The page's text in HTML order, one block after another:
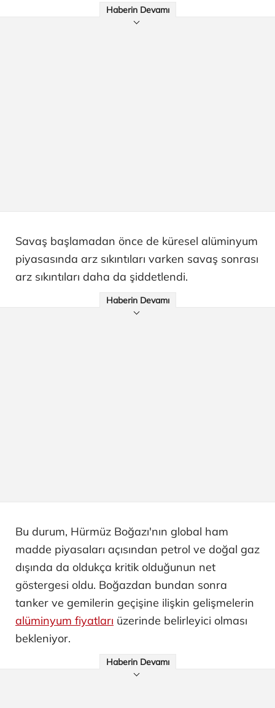
Haberin Devamı
Savaş başlamadan önce de küresel alüminyum
piyasasında arz sıkıntıları varken savaş sonrası
arz sıkıntıları daha da şiddetlendi.
Haberin Devamı
Bu durum, Hürmüz Boğazı'nın global ham
madde piyasaları açısından petrol ve doğal gaz
dışında da oldukça kritik olduğunun net
göstergesi oldu. Boğazdan bundan sonra
tanker ve gemilerin geçişine ilişkin gelişmelerin
alüminyum fiyatları üzerinde belirleyici olması
bekleniyor.
Haberin Devamı